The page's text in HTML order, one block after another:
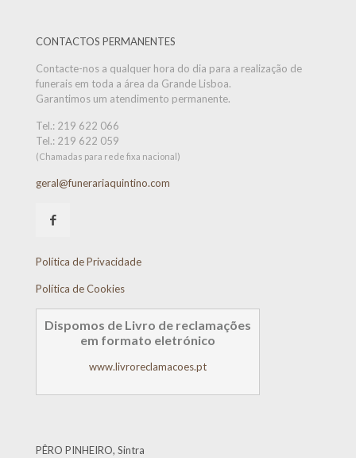
CONTACTOS PERMANENTES
Contacte-nos a qualquer hora do dia para a realização de
funerais em toda a área da Grande Lisboa.
Garantimos um atendimento permanente.
Tel.: 219 622 066
Tel.: 219 622 059
(Chamadas para rede fixa nacional)
geral@funerariaquintino.com
Política de Privacidade
Política de Cookies
Dispomos de Livro de reclamações
em formato eletrónico
www.livroreclamacoes.pt
PÊRO PINHEIRO, Sintra